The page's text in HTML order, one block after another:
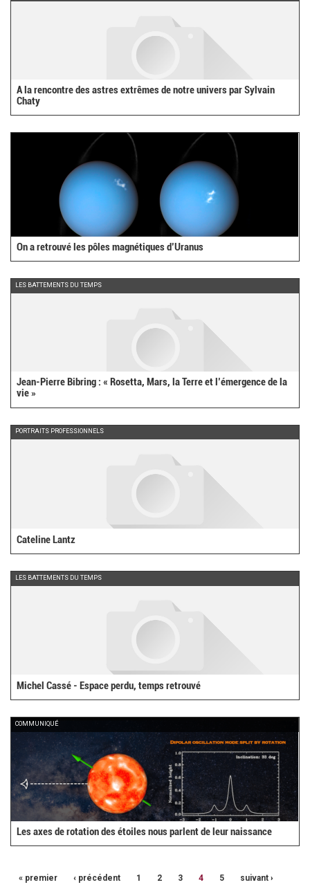
A la rencontre des astres extrêmes de notre univers par Sylvain
Chaty
On a retrouvé les pôles magnétiques d’Uranus
LES BATTEMENTS DU TEMPS
Jean-Pierre Bibring : « Rosetta, Mars, la Terre et l’émergence de la
vie »
PORTRAITS PROFESSIONNELS
Cateline Lantz
LES BATTEMENTS DU TEMPS
Michel Cassé - Espace perdu, temps retrouvé
COMMUNIQUÉ
Les axes de rotation des étoiles nous parlent de leur naissance
« premier ‹ précédent 1 2 3 4 5 suivant ›